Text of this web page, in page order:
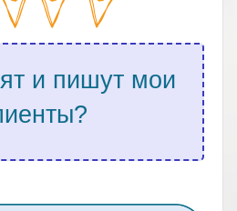
и пишут мои